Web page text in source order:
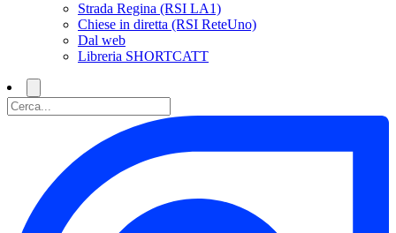
Strada Regina (RSI LA1)
Chiese in diretta (RSI ReteUno)
Dal web
Libreria SHORTCATT